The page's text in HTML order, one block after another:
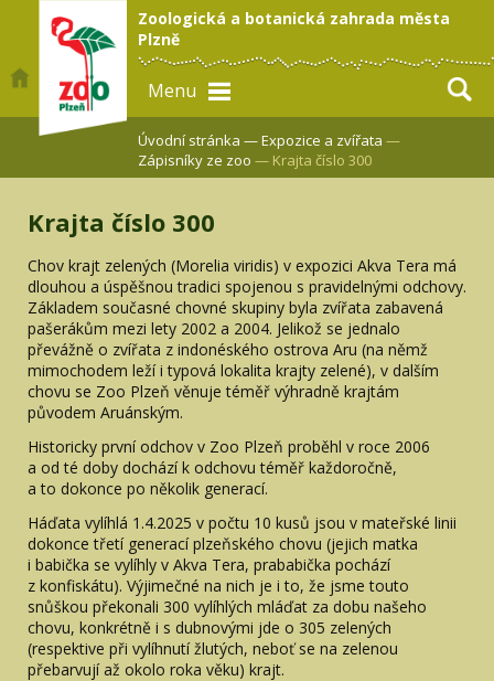
Zoologická a botanická zahrada města
Plzně
Menu
Úvodní stránka —Expozice a zvířata —
Zápisníky ze zoo — Krajta číslo 300
Krajta číslo 300
Chov krajt zelených (Morelia viridis) v expozici Akva Tera má
dlouhou a úspěšnou tradici spojenou s pravidelnými odchovy.
Základem současné chovné skupiny byla zvířata zabavená
pašerákům mezi lety 2002 a 2004. Jelikož se jednalo
převážně o zvířata z indonéského ostrova Aru (na němž
mimochodem leží i typová lokalita krajty zelené), v dalším
chovu se Zoo Plzeň věnuje téměř výhradně krajtám
původem Aruánským.
Historicky první odchov v Zoo Plzeň proběhl v roce 2006
a od té doby dochází k odchovu téměř každoročně,
a to dokonce po několik generací.
Háďata vylíhlá 1.4.2025 v počtu 10 kusů jsou v mateřské linii
dokonce třetí generací plzeňského chovu (jejich matka
i babička se vylíhly v Akva Tera, prababička pochází
z konfiskátu). Výjimečné na nich je i to, že jsme touto
snůškou překonali 300 vylíhlých mláďat za dobu našeho
chovu, konkrétně i s dubnovými jde o 305 zelených
(respektive při vylíhnutí žlutých, neboť se na zelenou
přebarvují až okolo roka věku) krajt.